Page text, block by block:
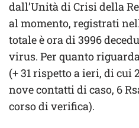
dall’Unità di Crisi della
al momento, registrati
totale è ora di 3996
virus. Per quanto
(+ 31 rispetto a ieri, di cui
nove contatti di caso, 6
corso di verifica).